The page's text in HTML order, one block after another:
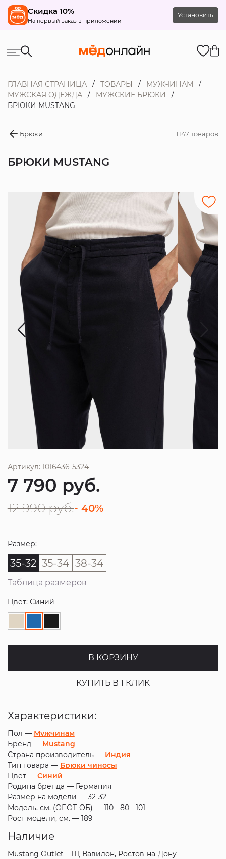
Скидка 10%
На первый заказ в приложении
Установить
ГЛАВНАЯ СТРАНИЦА ТОВАРЫ
МУЖЧИНАМ
МУЖСКАЯ ОДЕЖДА
МУЖСКИЕ БРЮКИ
БРЮКИ MUSTANG
Брюки 1147 товаров
БРЮКИ MUSTANG
Артикул: 1016436-5324
7 790 руб.
12 990 руб.- 40%
Размер:
35-32 35-34 38-34
Таблица размеров
Цвет: Синий
В КОРЗИНУ
КУПИТЬ В 1 КЛИК
Характеристики:
Пол — Мужчинам
Бренд — Mustang
Страна производитель — Индия
Тип товара — Брюки чиносы
Цвет — Синий
Родина бренда — Германия
Размер на модели — 32-32
Модель, см. (ОГ-ОТ-ОБ) — 110 - 80 - 101
Рост модели, см. — 189
Наличие
Mustang Outlet - ТЦ Вавилон, Ростов-на-Дону